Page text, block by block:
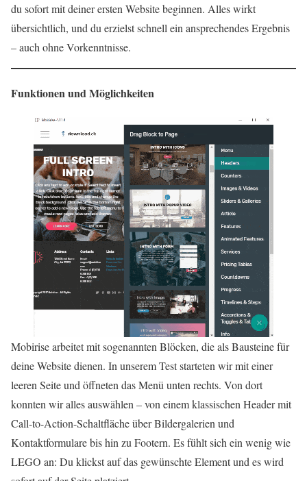
du sofort mit deiner ersten Website beginnen. Alles wirkt
übersichtlich, und du erzielst schnell ein ansprechendes Ergebnis
– auch ohne Vorkenntnisse.
Funktionen und Möglichkeiten
Mobirise arbeitet mit sogenannten Blöcken, die als Bausteine für
deine Website dienen. In unserem Test starteten wir mit einer
leeren Seite und öffneten das Menü unten rechts. Von dort
konnten wir alles auswählen – von einem klassischen Header mit
Call-to-Action-Schaltfläche über Bildergalerien und
Kontaktformulare bis hin zu Footern. Es fühlt sich ein wenig wie
LEGO an: Du klickst auf das gewünschte Element und es wird